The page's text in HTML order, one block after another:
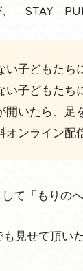
、「STAY
い子どもたち
い子どもたち
開いたら、足
ンライン配
て「もりの
見せて頂い